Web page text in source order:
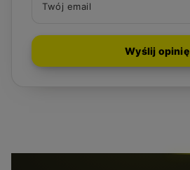
Twój email
Wyślij opinię